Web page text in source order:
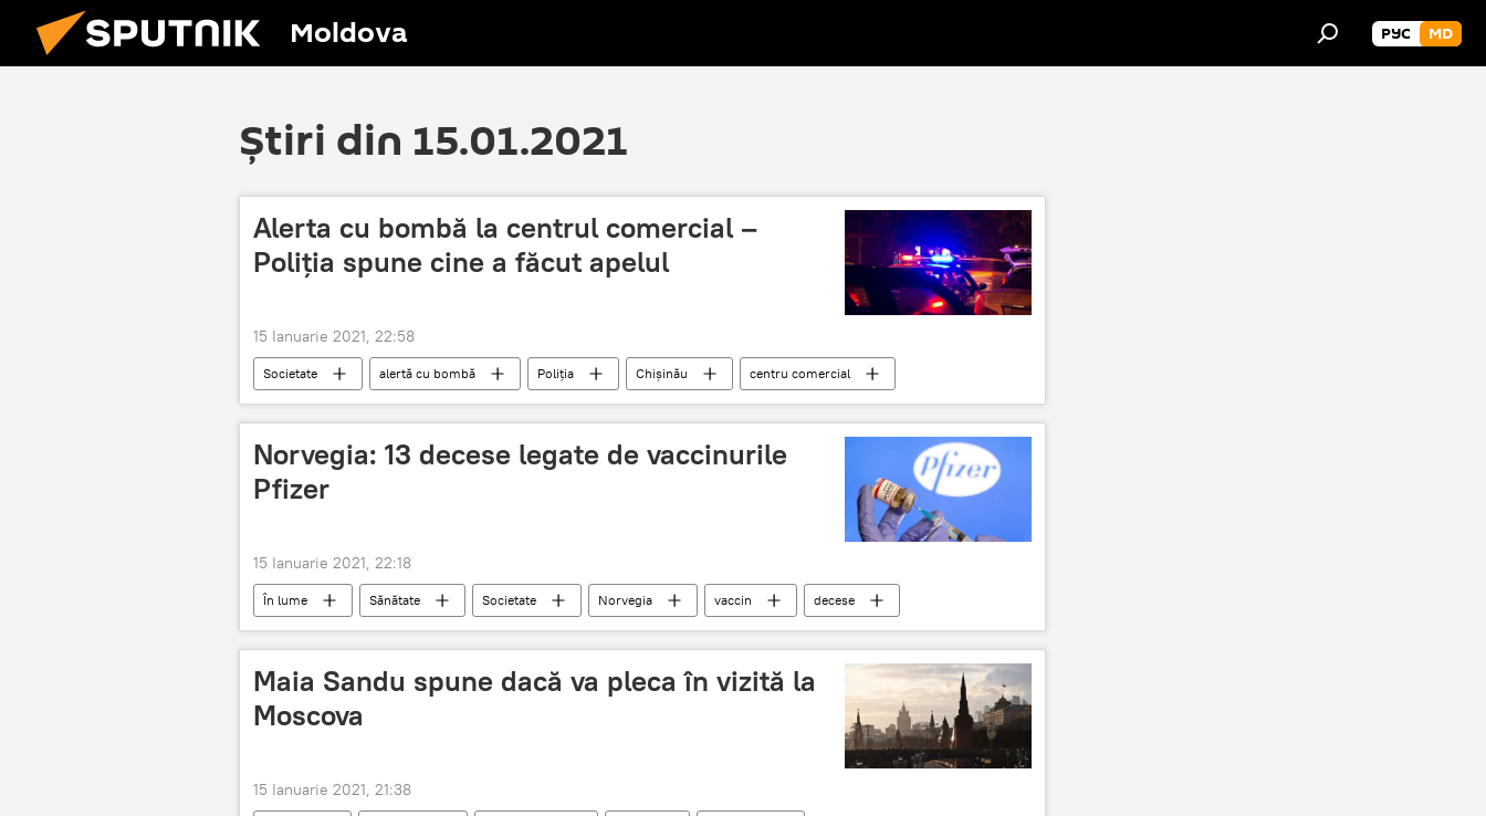
Moldova РУС MD
Știri din 15.01.2021
Alerta cu bombă la centrul comercial –
Poliția spune cine a făcut apelul
15 Ianuarie 2021, 22:58
Societate alertă cu bombă Poliția Chișinău centru comercial
Norvegia: 13 decese legate de vaccinurile
Pfizer
15 Ianuarie 2021, 22:18
În lume Sănătate Societate Norvegia vaccin decese
Maia Sandu spune dacă va pleca în vizită la
Moscova
15 Ianuarie 2021, 21:38